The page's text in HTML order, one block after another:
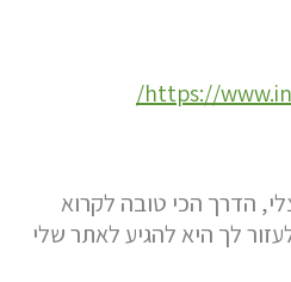
https://
הדרך הכי טובה לקרוא
לך היא להגיע לאתר שלי